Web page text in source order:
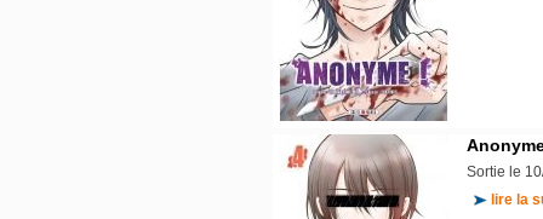
Sortie le
lire la